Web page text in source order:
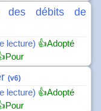
des débits de
lecture) 👍Adopté
(v6)
lecture) 👍Adopté